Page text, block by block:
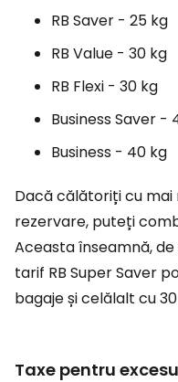
RB Saver - 25 kg
RB Value - 30 kg
RB Flexi - 30 kg
Business Saver -
Business - 40 kg
Dacă călătoriți cu
rezervare, puteți
Aceasta înseamnă,
tarif RB Super Saver
bagaje și celălalt cu
Taxe pentru